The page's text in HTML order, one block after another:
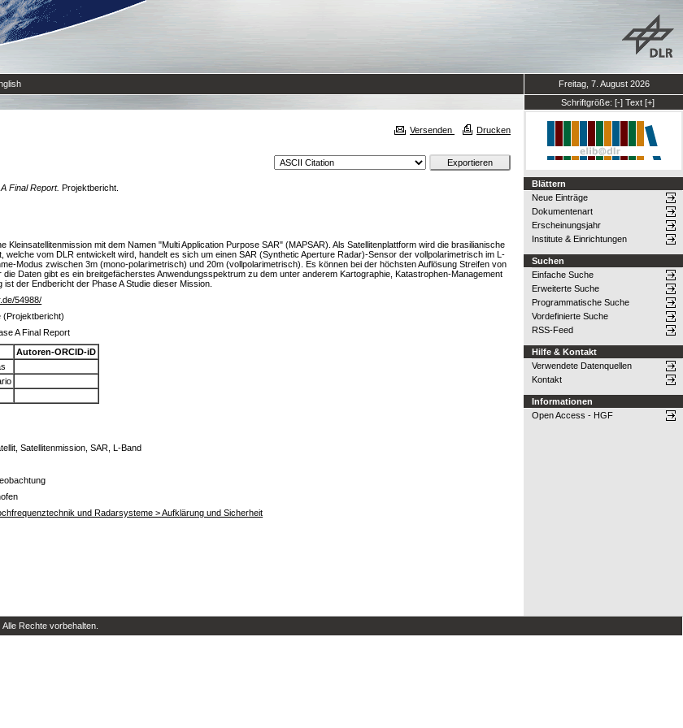
Freitag, 7. August 2026
Schriftgröße: [-] Text [+]
Versenden Drucken
Final Report. Projektbericht.
mit dem Namen "Multi Application Purpose SAR" (MAPSAR). Als Satellitenplattform wird die brasilianische
vom DLR entwickelt wird, handelt es sich um einen SAR (Synthetic Aperture Radar)-Sensor der vollpolarimetrisch im L-
Modus zwischen 3m (mono-polarimetrisch) und 20m (vollpolarimetrisch). Es können bei der höchsten Auflösung Streifen von
Daten gibt es ein breitgefächerstes Anwendungsspektrum zu dem unter anderem Kartographie, Katastrophen-Management
der Endbericht der Phase A Studie dieser Mission.
54988/
(Projektbericht)
A Final Report
Autoren-ORCID-iD
Satellitenmission, SAR, L-Band
und Radarsysteme > Aufklärung und Sicherheit
Blättern
Neue Einträge
Dokumentenart
Erscheinungsjahr
Institute & Einrichtungen
Suchen
Einfache Suche
Erweiterte Suche
Programmatische Suche
Vordefinierte Suche
RSS-Feed
Hilfe & Kontakt
Verwendete Datenquellen
Kontakt
Informationen
Open Access - HGF
Rechte vorbehalten.